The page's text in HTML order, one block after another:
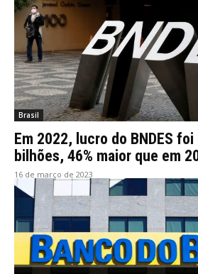
Brasil
Em 2022, lucro do BNDES foi
bilhões, 46% maior que em
16 de março de 2023